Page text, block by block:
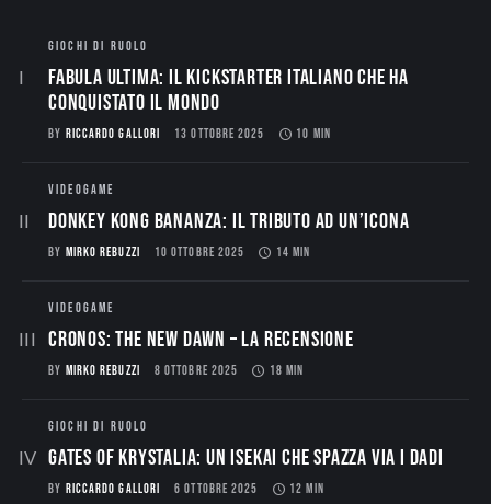
GIOCHI DI RUOLO
Fabula Ultima: il Kickstarter italiano che ha
conquistato il mondo
BY RICCARDO GALLORI 13 OTTOBRE 2025 10 MIN
VIDEOGAME
Donkey Kong Bananza: Il Tributo ad un’Icona
BY MIRKO REBUZZI 10 OTTOBRE 2025 14 MIN
VIDEOGAME
CRONOS: THE NEW DAWN – La Recensione
BY MIRKO REBUZZI 8 OTTOBRE 2025 18 MIN
GIOCHI DI RUOLO
Gates of Krystalia: Un Isekai che spazza via i dadi
BY RICCARDO GALLORI 6 OTTOBRE 2025 12 MIN